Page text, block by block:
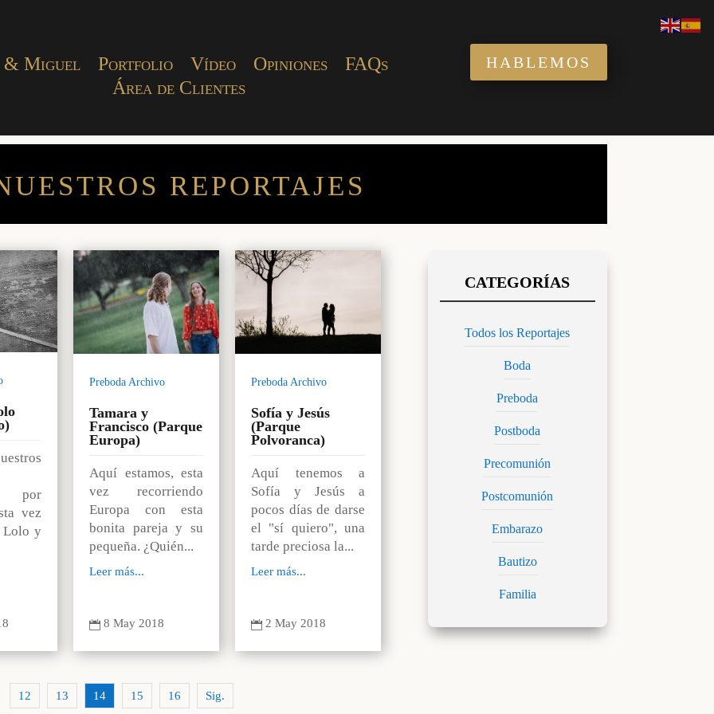
& Miguel Portfolio Vídeo Opiniones
FAQs
Área de Clientes
HABLEMOS
REPORTAJES
por
vez
Lolo y
Preboda Archivo
Tamara y
Francisco (Parque
Europa)
Aquí estamos, esta
vez recorriendo
Europa con esta
bonita pareja y su
pequeña. ¿Quién...
Leer más...
 8 May 2018
Preboda Archivo
Sofía y Jesús
(Parque
Polvoranca)
Aquí tenemos a
Sofía y Jesús a
pocos días de darse
el "sí quiero", una
tarde preciosa la...
Leer más...
 2 May 2018
12 13 14 15 16 Sig.
Todos los Reportajes
Boda
Preboda
Postboda
Precomunión
Postcomunión
Embarazo
Bautizo
Familia